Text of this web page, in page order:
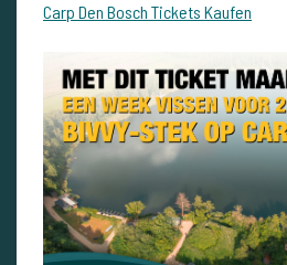
Carp Den Bosch Tickets Kaufen